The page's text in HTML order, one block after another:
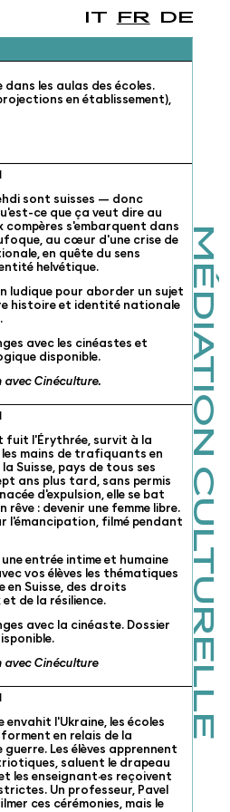
MÉDIATION CULTURELLE
DE
FR
IT
dans les aulas des écoles.
en établissement),
sont suisses — donc
ce que ça veut dire au
compères s'embarquent dans
au cœur d'une crise de
en quête du sens
helvétique.
ludique pour aborder un sujet
histoire et identité nationale
avec les cinéastes et
disponible.
avec Cinéculture.
fuit l'Érythrée, survit à la
mains de trafiquants en
Suisse, pays de tous ses
ans plus tard, sans permis
d'expulsion, elle se bat
rêve : devenir une femme libre.
l'émancipation, filmé pendant
entrée intime et humaine
vos élèves les thématiques
en Suisse, des droits
de la résilience.
avec la cinéaste. Dossier
.
avec Cinéculture
envahit l'Ukraine, les écoles
en relais de la
Les élèves apprennent
saluent le drapeau
les enseignant·es reçoivent
Un professeur, Pavel
ces cérémonies, mais le